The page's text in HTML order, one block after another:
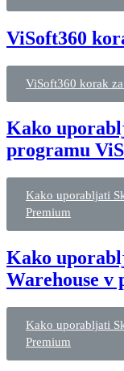
ViSoft360
ViSoft360 korak
Kako
programu
Kako uporabljati
Premium
Kako
Warehouse
Kako uporabljati
Premium